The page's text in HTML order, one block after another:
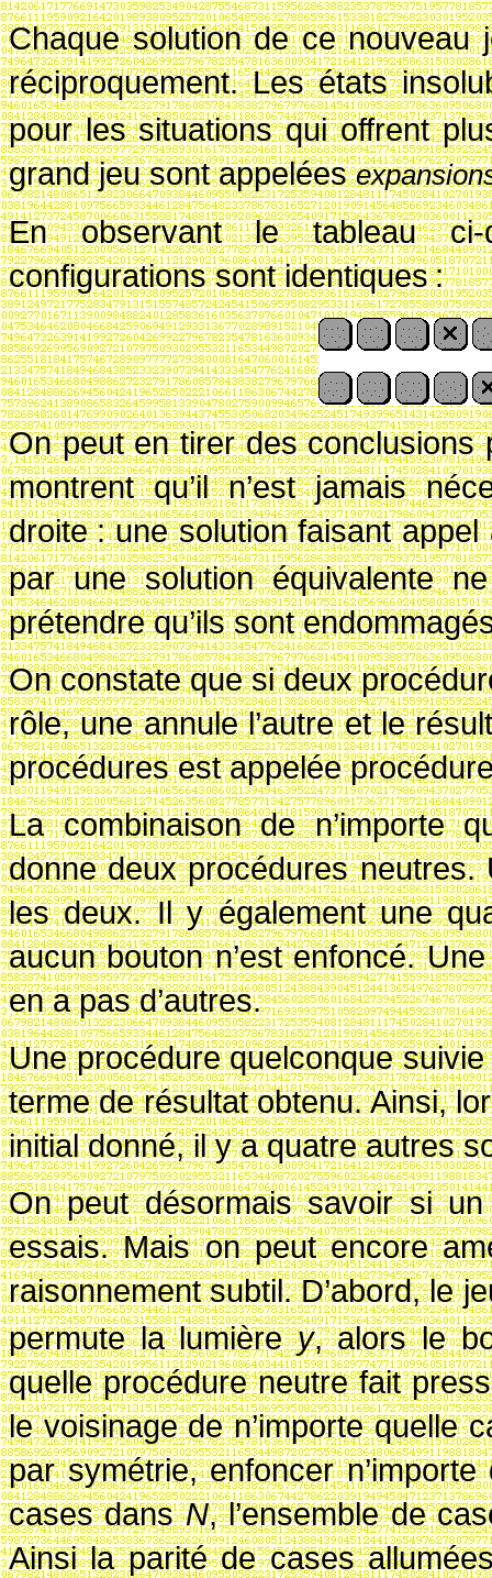
Chaque solution de ce nouveau
réciproquement. Les états
pour les situations qui offrent
grand jeu sont appelées
En observant le tableau ci-
configurations sont identiques :
On peut en tirer des conclusions
montrent qu’il n’est jamais
droite : une solution faisant
par une solution équivalente
prétendre qu’ils sont
On constate que si deux
rôle, une annule l’autre et le
procédures est appelée
La combinaison de n’importe
donne deux procédures
les deux. Il y également une
aucun bouton n’est enfoncé.
en a pas d’autres.
Une procédure quelconque
terme de résultat obtenu. Ainsi,
initial donné, il y a quatre autres
On peut désormais savoir si
essais. Mais on peut encore
raisonnement subtil. D’abord, le
permute la lumièrey, alors le
quelle procédure neutre fait
le voisinage de n’importe quelle
par symétrie, enfoncer
cases dansN, l’ensemble de
Ainsi la parité de cases